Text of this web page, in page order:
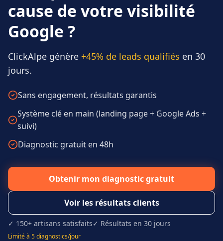
cause de votre visibilité
Google ?
ClickAlpe génère +45% de leads qualifiés en 30
jours.
Sans engagement, résultats garantis
Système clé en main (landing page + Google Ads +
suivi)
Diagnostic gratuit en 48h
Obtenir mon diagnostic gratuit
Voir les résultats clients
✓ 150+ artisans satisfaits✓ Résultats en 30 jours
Limité à 5 diagnostics/jour